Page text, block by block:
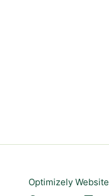
Optimizely Website